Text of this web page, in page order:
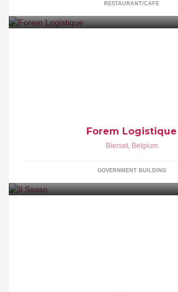
RESTAURANT/CAFE
Forem Logistique
Bierset, Belgium
GOVERNMENT BUILDING